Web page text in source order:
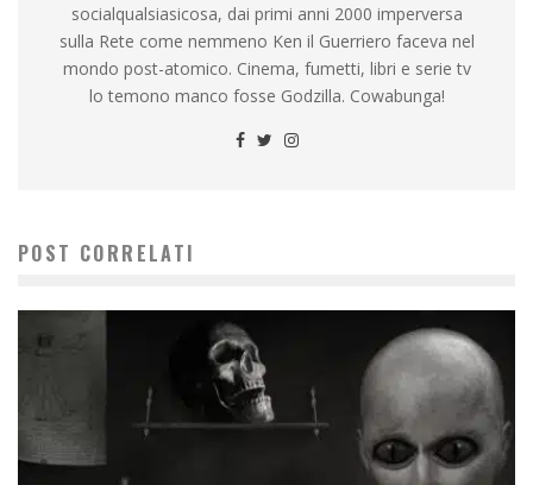
socialqualsiasicosa, dai primi anni 2000 imperversa
sulla Rete come nemmeno Ken il Guerriero faceva nel
mondo post-atomico. Cinema, fumetti, libri e serie tv
lo temono manco fosse Godzilla. Cowabunga!
POST CORRELATI